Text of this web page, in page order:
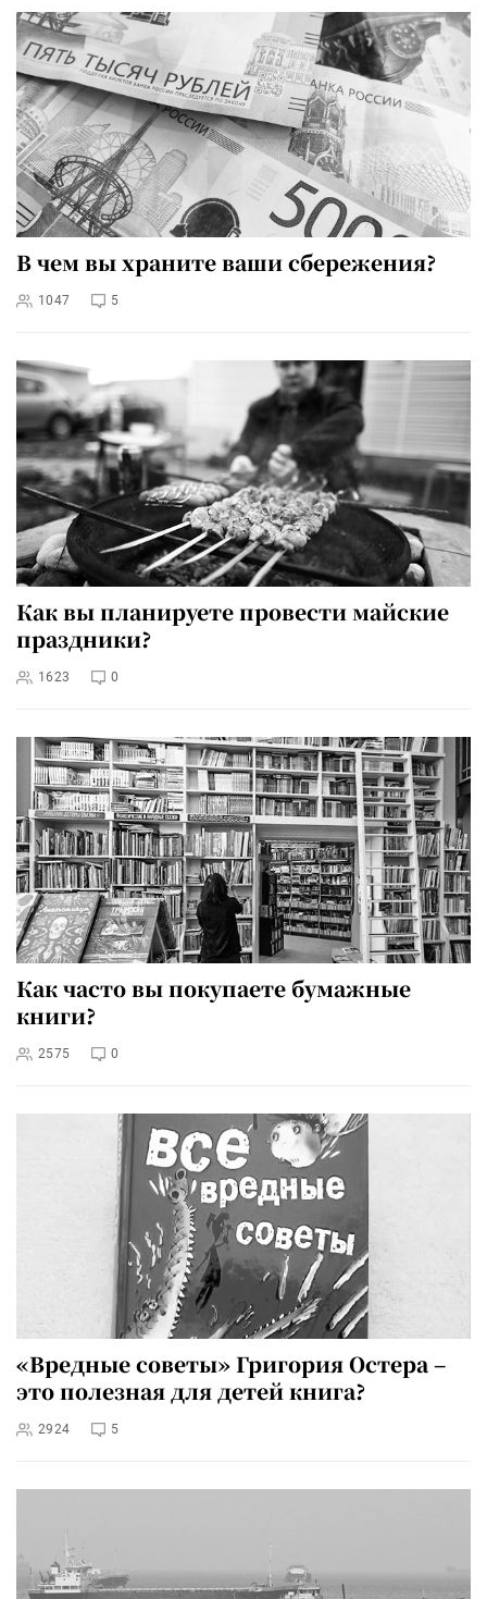
В чем вы храните ваши сбережения?
1047 5
Как вы планируете провести майские
праздники?
1623 0
Как часто вы покупаете бумажные
книги?
2575 0
«Вредные советы» Григория Остера –
это полезная для детей книга?
2924 5